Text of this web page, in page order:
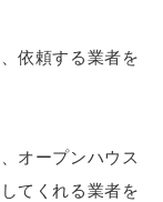
依頼する業者を
オープンハウス
てくれる業者を